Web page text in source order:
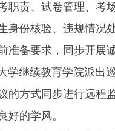
职责、试卷管理、考
身份核验、违规情况
准备要求，同步开展
继续教育学院派出
的方式同步进行远程
好的学风。